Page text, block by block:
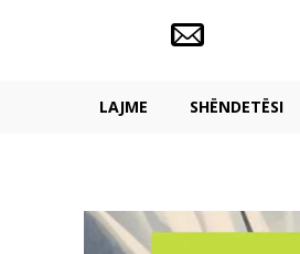
LAJME SHËNDETËSI